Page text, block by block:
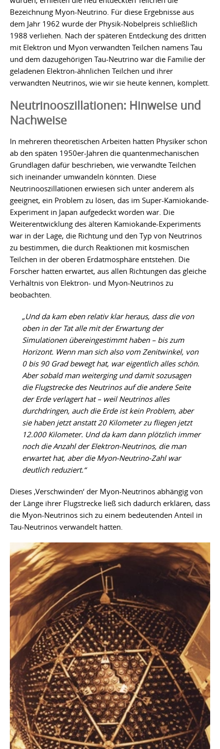
Bezeichnung Myon-Neutrino. Für diese Ergebnisse aus
dem Jahr 1962 wurde der Physik-Nobelpreis schließlich
1988 verliehen. Nach der späteren Entdeckung des dritten
mit Elektron und Myon verwandten Teilchen namens Tau
und dem dazugehörigen Tau-Neutrino war die Familie der
geladenen Elektron-ähnlichen Teilchen und ihrer
verwandten Neutrinos, wie wir sie heute kennen, komplett.
Neutrinooszillationen: Hinweise und
Nachweise
In mehreren theoretischen Arbeiten hatten Physiker schon
ab den späten 1950er-Jahren die quantenmechanischen
Grundlagen dafür beschrieben, wie verwandte Teilchen
sich ineinander umwandeln könnten. Diese
Neutrinooszillationen erwiesen sich unter anderem als
geeignet, ein Problem zu lösen, das im Super-Kamiokande-
Experiment in Japan aufgedeckt worden war. Die
Weiterentwicklung des älteren Kamiokande-Experiments
war in der Lage, die Richtung und den Typ von Neutrinos
zu bestimmen, die durch Reaktionen mit kosmischen
Teilchen in der oberen Erdatmosphäre entstehen. Die
Forscher hatten erwartet, aus allen Richtungen das gleiche
Verhältnis von Elektron- und Myon-Neutrinos zu
beobachten.
„Und da kam eben relativ klar heraus, dass die von
oben in der Tat alle mit der Erwartung der
Simulationen übereingestimmt haben – bis zum
Horizont. Wenn man sich also vom Zenitwinkel, von
0 bis 90 Grad bewegt hat, war eigentlich alles schön.
Aber sobald man weiterging und damit sozusagen
die Flugstrecke des Neutrinos auf die andere Seite
der Erde verlagert hat – weil Neutrinos alles
durchdringen, auch die Erde ist kein Problem, aber
sie haben jetzt anstatt 20 Kilometer zu fliegen jetzt
12.000 Kilometer. Und da kam dann plötzlich immer
noch die Anzahl der Elektron-Neutrinos, die man
erwartet hat, aber die Myon-Neutrino-Zahl war
deutlich reduziert.“
Dieses ‚Verschwinden‘ der Myon-Neutrinos abhängig von
der Länge ihrer Flugstrecke ließ sich dadurch erklären, dass
die Myon-Neutrinos sich zu einem bedeutenden Anteil in
Tau-Neutrinos verwandelt hatten.